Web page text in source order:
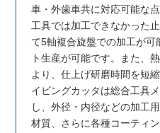
車・外歯車共に対応可能な
工具では加工できなかった
て5軸複合旋盤での加工が
ト生産が可能です。また、
より、仕上げ研磨時間を短
イビングカッタは総合工具
し、外径・内径などの加工
材質、さらに各種コーティ